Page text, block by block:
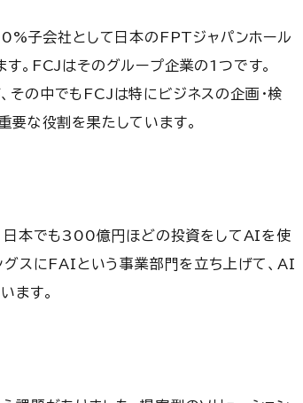
子会社として日本のFPTジャパンホール
。FCJはそのグループ企業の1つです。
の中でもFCJは特にビジネスの企画・検
要な役割を果たしています。
日本でも300億円ほどの投資をしてAIを使
グスにFAIという事業部門を立ち上げて、AI
ます。